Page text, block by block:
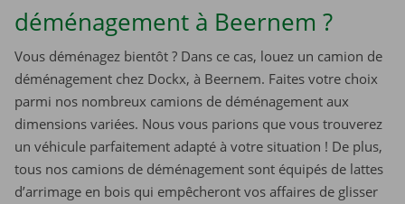
déménagement à Beernem ?
Vous déménagez bientôt ? Dans ce cas, louez un camion de
déménagement chez Dockx, à Beernem. Faites votre choix
parmi nos nombreux camions de déménagement aux
dimensions variées. Nous vous parions que vous trouverez
un véhicule parfaitement adapté à votre situation ! De plus,
tous nos camions de déménagement sont équipés de lattes
d’arrimage en bois qui empêcheront vos affaires de glisser